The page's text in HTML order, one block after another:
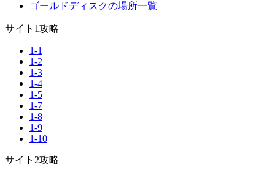
ゴールドディスクの場所一覧
サイト1攻略
1-1
1-2
1-3
1-4
1-5
1-7
1-8
1-9
1-10
サイト2攻略